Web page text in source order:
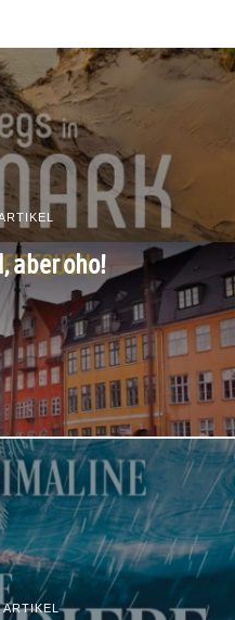
aber oho!
ARTIKEL